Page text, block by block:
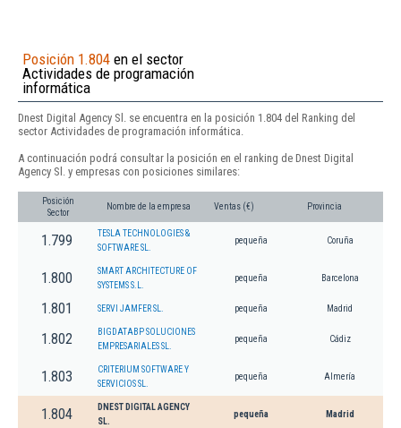
Posición 1.804 en el sector
Actividades de programación
informática
Dnest Digital Agency Sl. se encuentra en la posición 1.804 del Ranking del
sector Actividades de programación informática.
A continuación podrá consultar la posición en el ranking de Dnest Digital
Agency Sl. y empresas con posiciones similares:
Posición
Sector
Nombre de la empresa Ventas (€) Provincia
1.799
TESLA TECHNOLOGIES &
SOFTWARE SL.
pequeña Coruña
1.800
SMART ARCHITECTURE OF
SYSTEMS S.L.
pequeña Barcelona
1.801 SERVI JAMFER SL. pequeña Madrid
1.802
BIGDATABP SOLUCIONES
EMPRESARIALES SL.
pequeña Cádiz
1.803
CRITERIUM SOFTWARE Y
SERVICIOS SL.
pequeña Almería
1.804
DNEST DIGITAL AGENCY
SL.
pequeña Madrid